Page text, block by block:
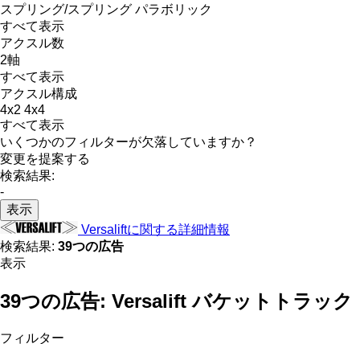
スプリング/スプリング パラボリック
すべて表示
アクスル数
2軸
すべて表示
アクスル構成
4x2 4x4
すべて表示
いくつかのフィルターが欠落していますか？
変更を提案する
検索結果:
-
表示
Versaliftに関する詳細情報
検索結果: 39つの広告
表示
39つの広告: Versalift バケットトラック
フィルター